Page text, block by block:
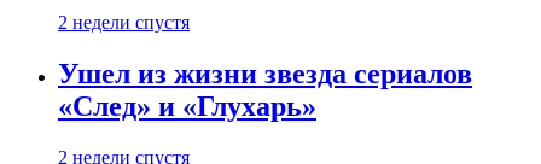
2 недели спустя
Ушел из жизни звезда сериалов
«След» и «Глухарь»
2 недели спустя